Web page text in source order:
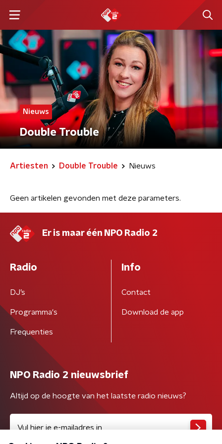
Nieuws
Double Trouble
Artiesten Double Trouble Nieuws
Geen artikelen gevonden met deze parameters.
Er is maar één NPO Radio 2
Radio
DJ’s
Programma's
Frequenties
Info
Contact
Download de app
NPO Radio 2 nieuwsbrief
Altijd op de hoogte van het laatste radio nieuws?